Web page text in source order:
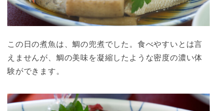
この日の煮魚は、鯛の兜煮でした。食べやすいとは言
えませんが、鯛の美味を凝縮したような密度の濃い体
験ができます。